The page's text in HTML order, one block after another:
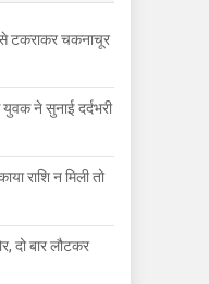
टकराकर चकनाचूर
ने सुनाई दर्दभरी
राशि न मिली तो
दो बार लौटकर